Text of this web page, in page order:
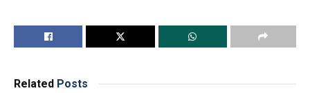
Related Posts